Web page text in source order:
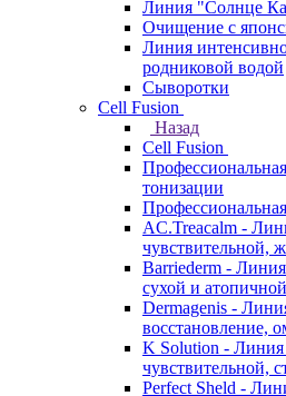
Линия "Солнце
Очищение с
Линия
родниковой водой
Сыворотки
Cell Fusion
Назад
Cell Fusion
тонизации
AC.Treacalm -
чувствительной,
Barriederm -
сухой и
Dermagenis -
восстановление,
K Solution - Линия
чувствительной,
Perfect Sheld -